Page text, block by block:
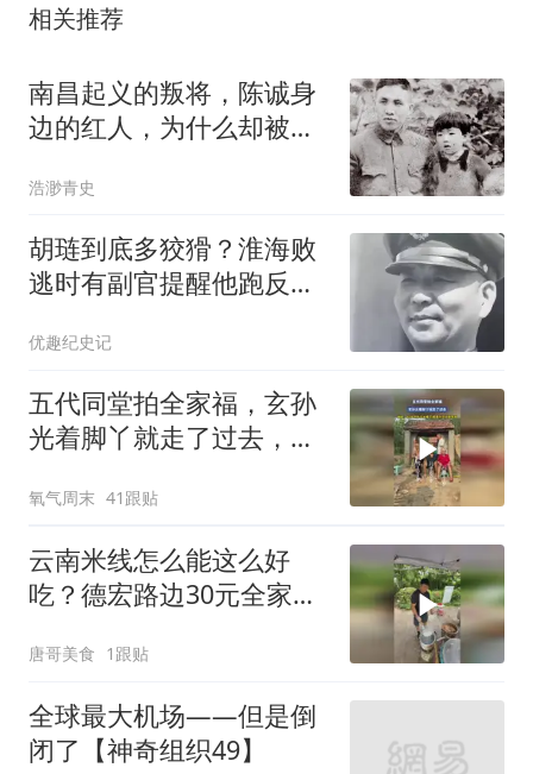
相关推荐
南昌起义的叛将，陈诚身
边的红人，为什么却被追
浩渺青史
胡琏到底多狡猾？淮海败
逃时有副官提醒他跑反
优趣纪史记
五代同堂拍全家福，玄孙
光着脚丫就走了过去，网
既是孙子又是爷爷
氧气周末 41跟贴
云南米线怎么能这么好
吃？德宏路边30元全家福
唐哥美食 1跟贴
全球最大机场——但是倒
闭了【神奇组织49】